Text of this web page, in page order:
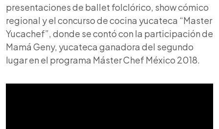
presentaciones de ballet folclórico, show cómico
regional y el concurso de cocina yucateca “Master
Yucachef”, donde se contó con la participación de
Mamá Geny, yucateca ganadora del segundo
lugar en el programa Máster Chef México 2018.